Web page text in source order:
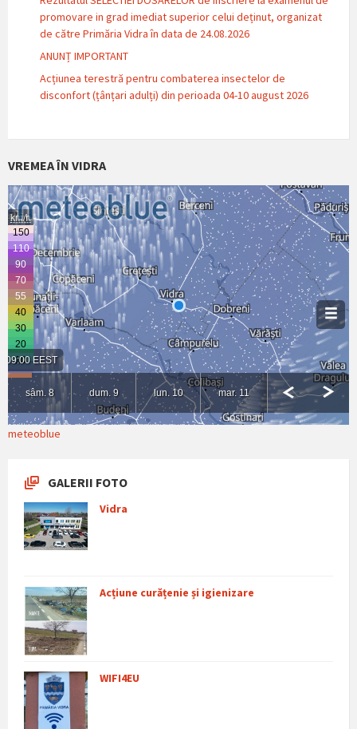
promovare in grad imediat superior celui deținut, organizat
de către Primăria Vidra în data de 24.08.2026
ANUNȚ IMPORTANT
Acțiunea terestră pentru combaterea insectelor de
disconfort (țânțari adulți) din perioada 04-10 august 2026
VREMEA ÎN VIDRA
meteoblue
GALERII FOTO
Vidra
Acțiune curățenie și igienizare
WIFI4EU